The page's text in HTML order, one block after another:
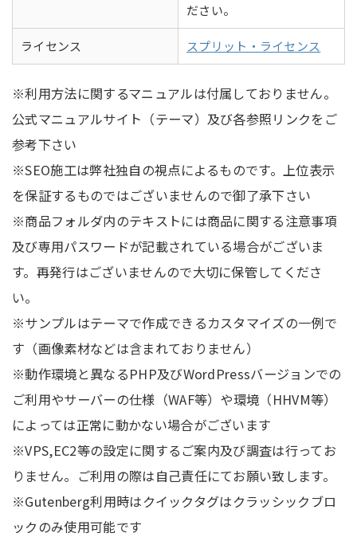
ださい。
ライセンス スプリット・ライセンス
※利用方法に関するマニュアルは付属しておりません。
公式マニュアルサイト（テーマ）及び各参照リンクをご
参考下さい
※SEO施工は弊社独自の視点によるものです。上位表示
を保証するものではございませんので御了承下さい
※商品フォルダ内のテキストには商品に関する注意事項
及び専用パスワードが記載されている場合がございま
す。再発行はございませんので大切に保管してくださ
い。
※サンプルはテーマで作成できるカスタマイズの一例で
す（画像素材などは含まれておりません）
※動作環境と異なるPHP及びWordPressバージョンでの
ご利用やサーバーの仕様（WAF等）や環境（HHVM等）
によっては正常に動かない場合がございます
※VPS,EC2等の設定に関するご案内及び調査は行ってお
りません。ご利用の際は自己責任にてお願い致します。
※Gutenberg利用時はクイックタグはクラッシックブロ
ックのみ使用可能です